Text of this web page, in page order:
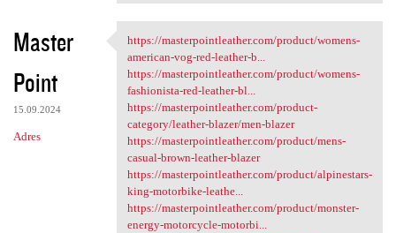
Master
Point
15.09.2024
Adres
https://masterpointleather
https://masterpointleather.com/product/womens-
american-vog-red-leather-b...
https://masterpointleather.com/product/womens-
fashionista-red-leather-bl...
https://masterpointleather.com/product-
category/leather-blazer/men-blazer
https://masterpointleather.com/product/mens-
casual-brown-leather-blazer
https://masterpointleather.com/product/alpinestars-
king-motorbike-leathe...
https://masterpointleather.com/product/monster-
energy-motorcycle-motorbi...